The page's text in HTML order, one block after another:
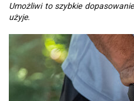
Umożliwi to szybkie
użyje.